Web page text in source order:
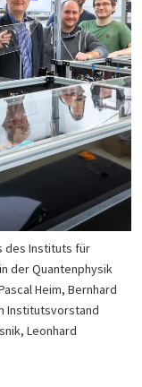
des Instituts für
der Quantenphysik
Heim, Bernhard
Institutsvorstand
Leonhard